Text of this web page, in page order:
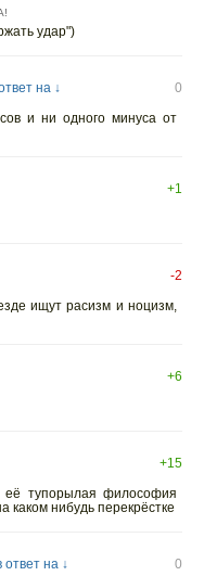
удар")
на ↓
0
и ни одного минуса от
+1
-2
ищут расизм и ноцизм,
+6
+15
её тупорылая философия
каком нибудь перекрёстке
ответ на ↓
0